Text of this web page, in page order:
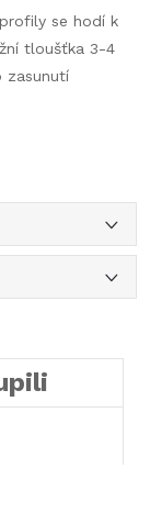
se hodí k
tloušťka 3-4
zasunutí